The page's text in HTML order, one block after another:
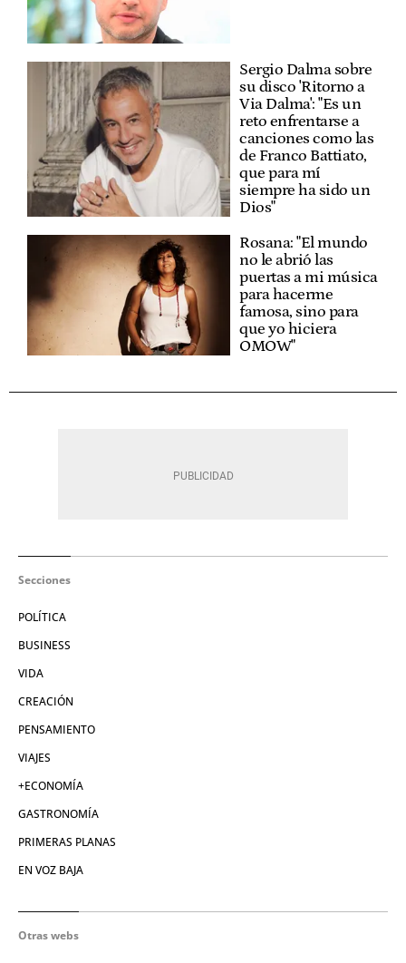
Sergio Dalma sobre
su disco 'Ritorno a
Via Dalma': "Es un
reto enfrentarse a
canciones como las
de Franco Battiato,
que para mí
siempre ha sido un
Dios"
Rosana: "El mundo
no le abrió las
puertas a mi música
para hacerme
famosa, sino para
que yo hiciera
OMOW"
Secciones
POLÍTICA
BUSINESS
VIDA
CREACIÓN
PENSAMIENTO
VIAJES
+ECONOMÍA
GASTRONOMÍA
PRIMERAS PLANAS
EN VOZ BAJA
Otras webs